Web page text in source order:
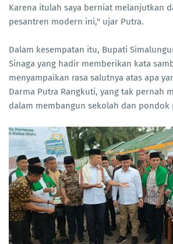
Karena itulah saya berniat melanjutkan
pesantren modern ini," ujar Putra.
Dalam kesempatan itu, Bupati
Sinaga yang hadir memberikan kata
menyampaikan rasa salutnya atas apa
Darma Putra Rangkuti, yang tak pernah
dalam membangun sekolah dan pondok